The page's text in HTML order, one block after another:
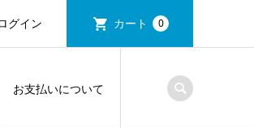
グイン カート 0
お支払いについて